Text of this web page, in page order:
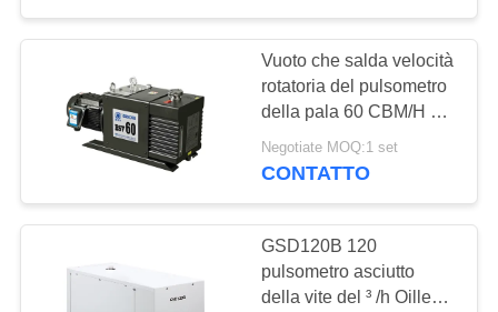
Filtro dalla foschia
6
Vuoto che salda velocità
rotatoria del pulsometro
della pala 60 CBM/H per
metallurgia di vuoto
Negotiate MOQ:1 set
CONTATTO
GSD120B 120
pulsometro asciutto
della vite del ³ /h Oilless